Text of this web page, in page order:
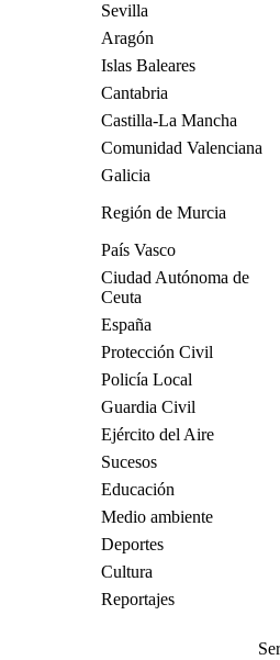
Sevilla
Aragón
Islas Baleares
Cantabria
Castilla-La Mancha
Comunidad Valenciana
Galicia
Región de Murcia
País Vasco
Ciudad Autónoma de
Ceuta
España
Protección Civil
Policía Local
Guardia Civil
Ejército del Aire
Sucesos
Educación
Medio ambiente
Deportes
Cultura
Reportajes